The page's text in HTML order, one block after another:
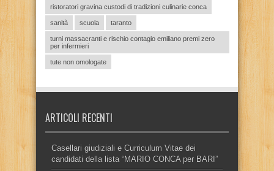
ristoratori gravina custodi di tradizioni culinarie conca
sanità scuola taranto
turni massacranti e rischio contagio emiliano premi zero
per infermieri
tute non omologate
ARTICOLI RECENTI
Casellari giudiziali e Curriculum Vitae dei
candidati della lista “MARIO CONCA per BARI”